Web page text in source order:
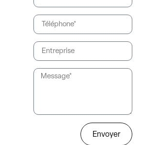
Envoyer